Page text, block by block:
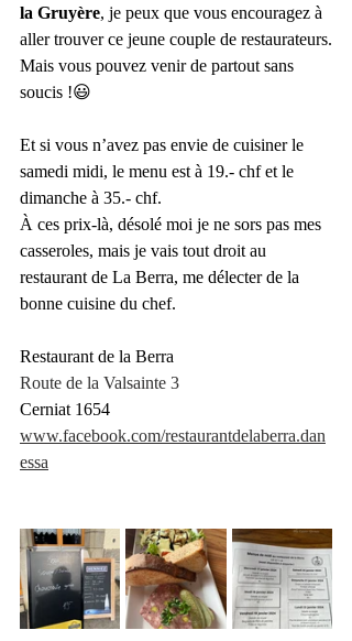
la Gruyère, je peux que vous encouragez à
aller trouver ce jeune couple de restaurateurs.
Mais vous pouvez venir de partout sans
soucis !😃
Et si vous n’avez pas envie de cuisiner le
samedi midi, le menu est à 19.- chf et le
dimanche à 35.- chf.
À ces prix-là, désolé moi je ne sors pas mes
casseroles, mais je vais tout droit au
restaurant de La Berra, me délecter de la
bonne cuisine du chef.
Restaurant de la Berra
Route de la Valsainte 3
Cerniat 1654
www.facebook.com/restaurantdelaberra.dan
essa